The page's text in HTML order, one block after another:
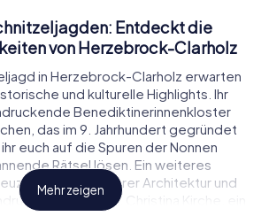
Entdeckt die
von Herzebrock-Clarholz
in Herzebrock-Clarholz erwarten
und kulturelle Highlights. Ihr
Benediktinerinnenkloster
das im 9. Jahrhundert gegründet
euch auf die Spuren der Nonnen
Rätsel lösen. Ein weiteres
die mit ihrer Architektur und
Auch die St. Christina Kirche, ein
Mehr zeigen